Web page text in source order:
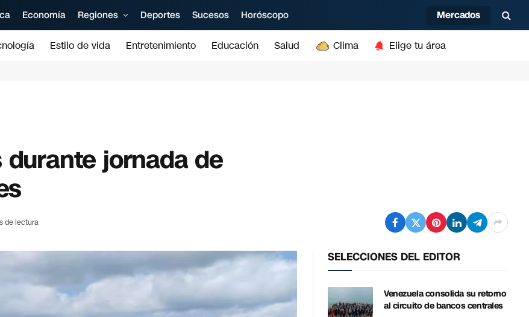
Economía Regiones Deportes Sucesos Horóscopo Mercados
Estilo de vida Entretenimiento Educación Salud Clima Elige tu área
jornada de
de lectura
SELECCIONES DEL EDITOR
Venezuela consolida su retorno
al circuito de bancos centrales